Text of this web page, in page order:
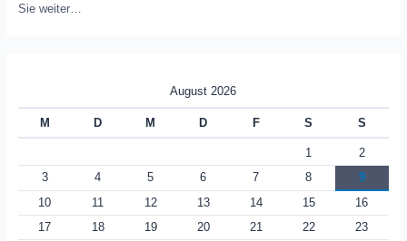
Sie weiter…
August 2026
M D M D F S S
1
2
3
4 5 6 7 8
9
10
11 12 13 14 15
16
17
18 19 20 21 22
23